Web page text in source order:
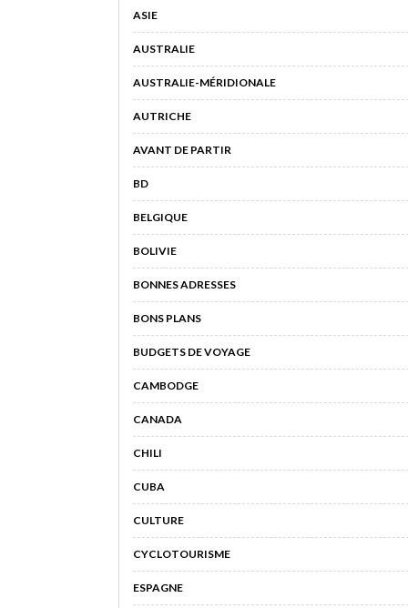
ASIE
AUSTRALIE
AUSTRALIE-MÉRIDIONALE
AUTRICHE
AVANT DE PARTIR
BD
BELGIQUE
BOLIVIE
BONNES ADRESSES
BONS PLANS
BUDGETS DE VOYAGE
CAMBODGE
CANADA
CHILI
CUBA
CULTURE
CYCLOTOURISME
ESPAGNE